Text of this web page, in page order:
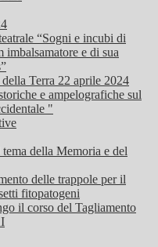
“Sogni e incubi di
imbalsamatore e di sua
Terra 22 aprile 2024
e ampelografiche sul
"
della Memoria e del
delle trappole per il
fitopatogeni
il corso del Tagliamento